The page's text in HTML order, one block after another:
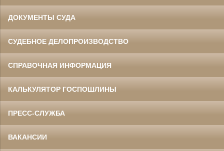
ДОКУМЕНТЫ СУДА
СУДЕБНОЕ ДЕЛОПРОИЗВОДСТВО
СПРАВОЧНАЯ ИНФОРМАЦИЯ
КАЛЬКУЛЯТОР ГОСПОШЛИНЫ
ПРЕСС-СЛУЖБА
ВАКАНСИИ